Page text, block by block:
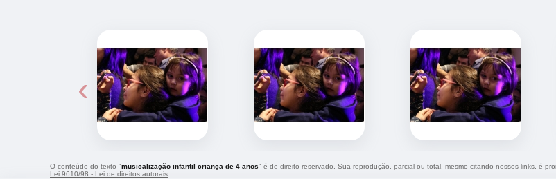
‹
O conteúdo do texto "musicalização infantil criança de 4 anos" é de direito reservado. Sua reprodução, parcial ou total, mesmo citando nossos links, é
Lei 9610/98 - Lei de direitos autorais